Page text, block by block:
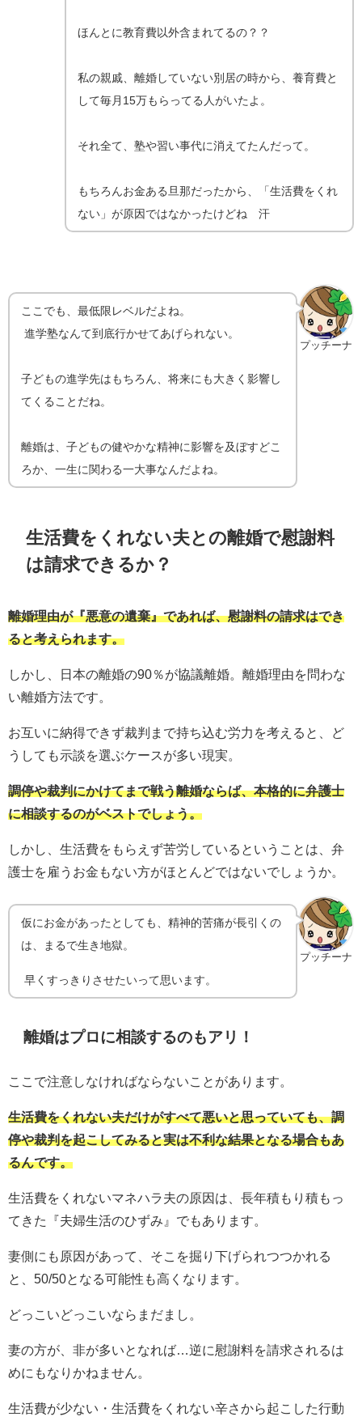
ほんとに教育費以外含まれてるの？？
私の親戚、離婚していない別居の時から、養育費と
して毎月15万もらってる人がいたよ。
それ全て、塾や習い事代に消えてたんだって。
もちろんお金ある旦那だったから、「生活費をくれ
ない」が原因ではなかったけどね 汗
プッチーナ
ここでも、最低限レベルだよね。
進学塾なんて到底行かせてあげられない。
子どもの進学先はもちろん、将来にも大きく影響し
てくることだね。
離婚は、子どもの健やかな精神に影響を及ぼすどこ
ろか、一生に関わる一大事なんだよね。
生活費をくれない夫との離婚で慰謝料
は請求できるか？
離婚理由が『悪意の遺棄』であれば、慰謝料の請求はでき
ると考えられます。
しかし、日本の離婚の90％が協議離婚。離婚理由を問わな
い離婚方法です。
お互いに納得できず裁判まで持ち込む労力を考えると、ど
うしても示談を選ぶケースが多い現実。
調停や裁判にかけてまで戦う離婚ならば、本格的に弁護士
に相談するのがベストでしょう。
しかし、生活費をもらえず苦労しているということは、弁
護士を雇うお金もない方がほとんどではないでしょうか。
プッチーナ
仮にお金があったとしても、精神的苦痛が長引くの
は、まるで生き地獄。
早くすっきりさせたいって思います。
離婚はプロに相談するのもアリ！
ここで注意しなければならないことがあります。
生活費をくれない夫だけがすべて悪いと思っていても、調
停や裁判を起こしてみると実は不利な結果となる場合もあ
るんです。
生活費をくれないマネハラ夫の原因は、長年積もり積もっ
てきた『夫婦生活のひずみ』でもあります。
妻側にも原因があって、そこを掘り下げられつつかれる
と、50/50となる可能性も高くなります。
どっこいどっこいならまだまし。
妻の方が、非が多いとなれば…逆に慰謝料を請求されるは
めにもなりかねません。
生活費が少ない・生活費をくれない辛さから起こした行動